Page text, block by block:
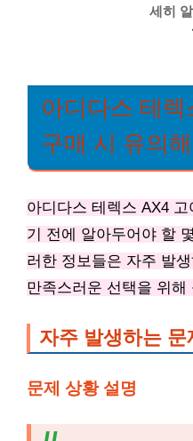
세히
아디다스 테
구매 시 유의
아디다스 테렉스 AX4
기 전에 알아두어야 할
러한 정보들은 자주 발
만족스러운 선택을 위해
자주 발생하는 문
문제 상황 설명